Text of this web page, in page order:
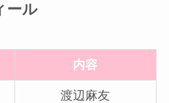
ール
内容
渡辺麻友